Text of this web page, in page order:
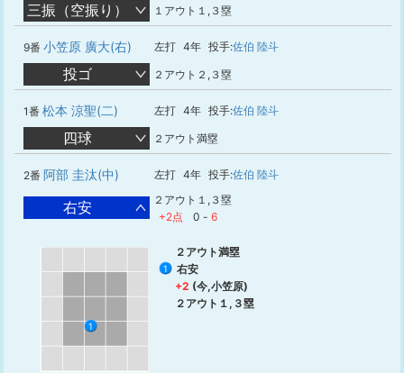
三振（空振り） １アウト１,３塁
9番 小笠原 廣大(右) 左打 4年 投手:佐伯 陸斗
投ゴ ２アウト２,３塁
1番 松本 涼聖(二) 左打 4年 投手:佐伯 陸斗
四球 ２アウト満塁
2番 阿部 圭汰(中) 左打 4年 投手:佐伯 陸斗
右安
２アウト１,３塁
+2点
0 - 6
1
２アウト満塁
1
右安
+2 (今,小笠原)
２アウト１,３塁